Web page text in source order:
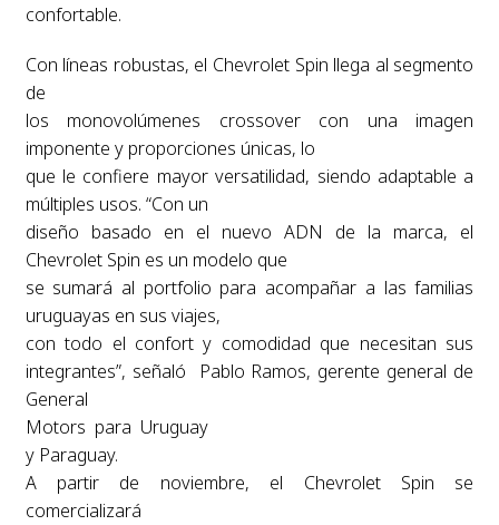
confortable.
Con líneas robustas, el Chevrolet Spin llega al segmento
de
los monovolúmenes crossover con una imagen
imponente y proporciones únicas, lo
que le confiere mayor versatilidad, siendo adaptable a
múltiples usos. “Con un
diseño basado en el nuevo ADN de la marca, el
Chevrolet Spin es un modelo que
se sumará al portfolio para acompañar a las familias
uruguayas en sus viajes,
con todo el confort y comodidad que necesitan sus
integrantes”, señaló Pablo Ramos, gerente general de
General
Motors para Uruguay
y Paraguay.
A partir de noviembre, el Chevrolet Spin se
comercializará